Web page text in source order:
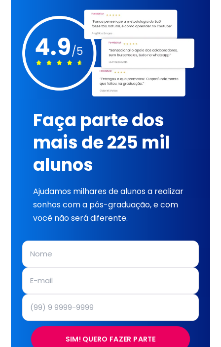
Faça parte dos
mais de 225 mil
alunos
Ajudamos milhares de alunos a realizar
sonhos com a pós-graduação, e com
você não será diferente.
SIM! QUERO FAZER PARTE